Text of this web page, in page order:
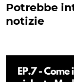
Potrebbe
notizie